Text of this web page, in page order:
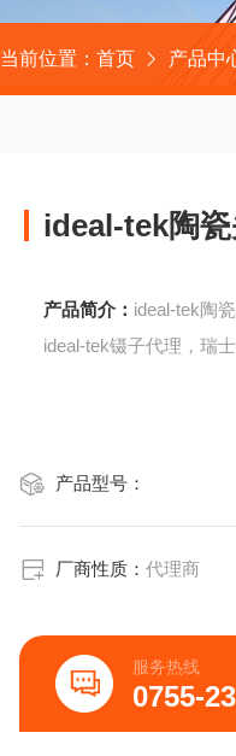
当前位置： 首页 产品中
ideal-tek陶
产品简介： ideal-tek陶
ideal-tek镊子代理，瑞
产品型号：
厂商性质：代理商
服务热线
0755-